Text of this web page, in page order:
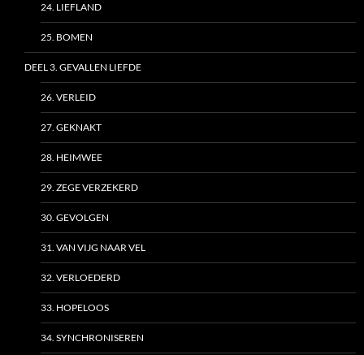
24. LIEFLAND
25. BOMEN
DEEL 3. GEVALLEN LIEFDE
26. VERLEID
27. GEKNAKT
28. HEIMWEE
29. ZEGE VERZEKERD
30. GEVOLGEN
31. VAN VIJG NAAR VEL
32. VERLOEDERD
33. HOPELOOS
34. SYNCHRONISEREN